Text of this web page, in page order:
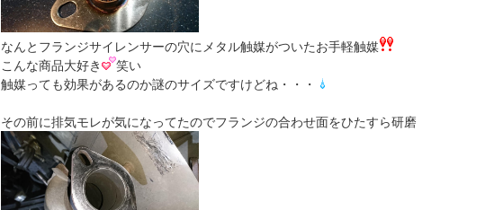
なんとフランジサイレンサーの穴にメタル触媒がついたお手軽触媒
こんな商品大好き
笑い
触媒っても効果があるのか謎のサイズですけどね・・・
その前に排気モレが気になってたのでフランジの合わせ面をひたすら研磨